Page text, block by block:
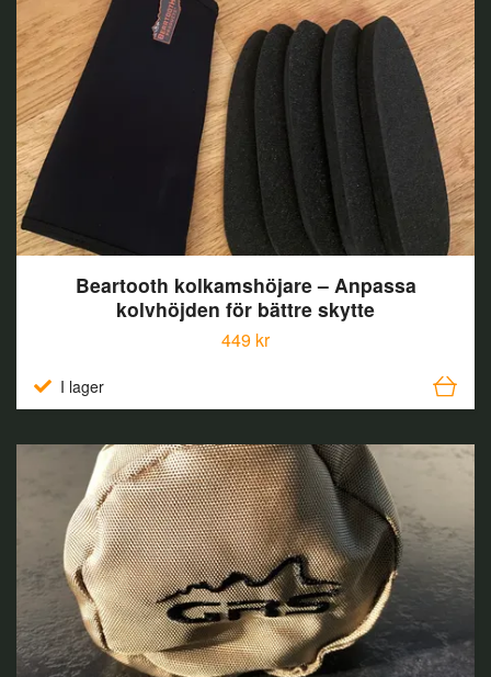
Beartooth kolkamshöjare – Anpassa
kolvhöjden för bättre skytte
449 kr
I lager